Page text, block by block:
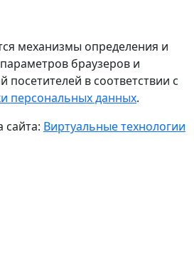
механизмы определения и
браузеров и
посетителей в соответствии с
персональных данных.
сайта: Виртуальные технологии